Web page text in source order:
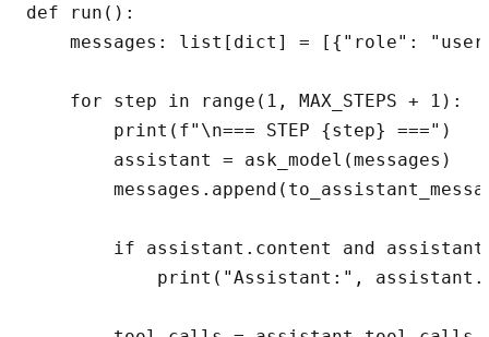
def run():
messages: list[dict] = [{"role":
    for step in range(1, MAX_STEPS + 1):
        print(f"\n=== STEP {step} ===")
        assistant = ask_model(messages)
if assistant.content and
print("Assistant:",